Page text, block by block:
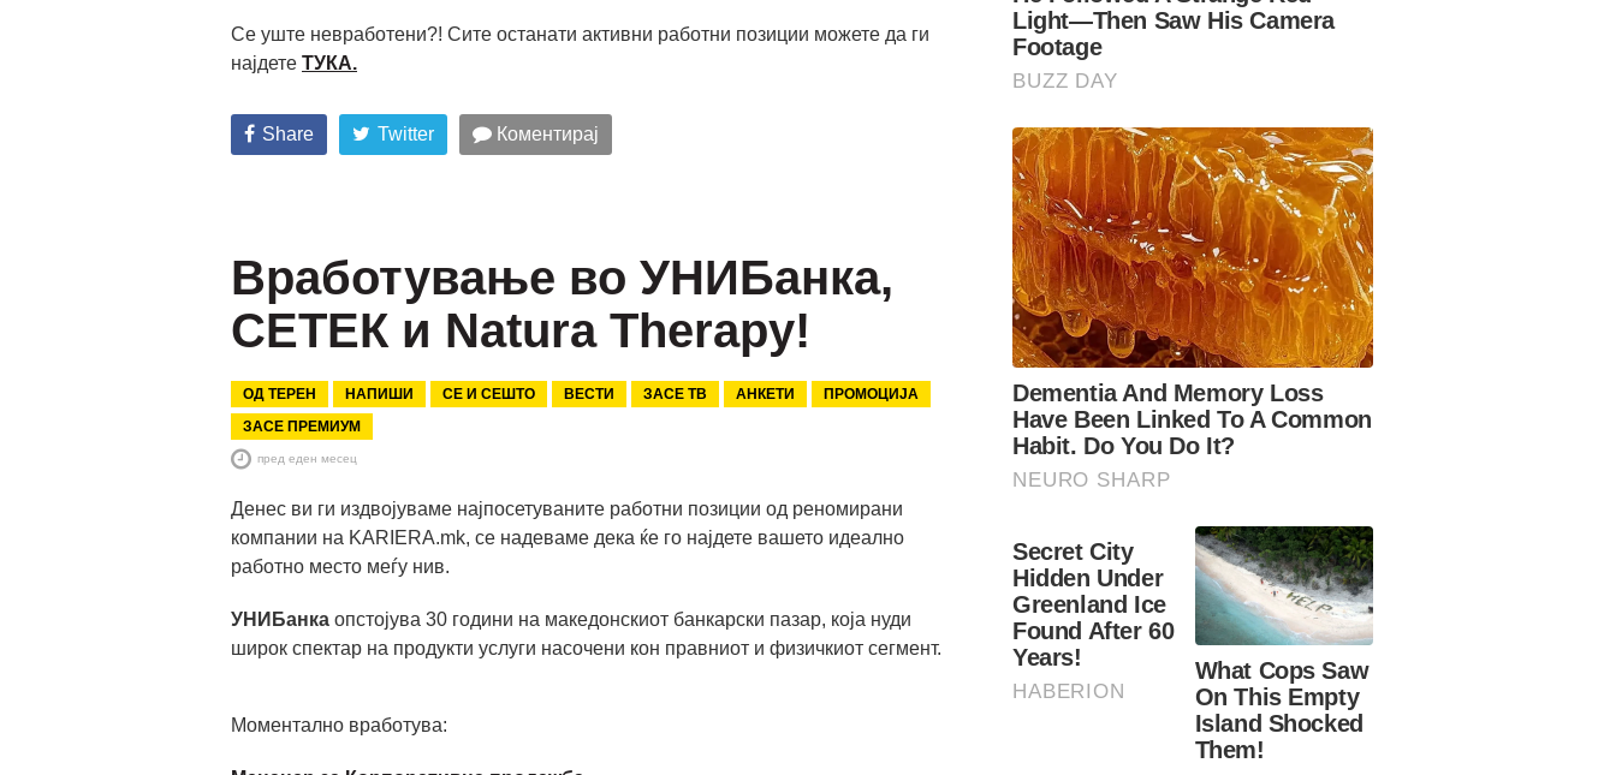
Се уште невработени?! Сите останати активни работни позиции можете да ги
најдете ТУКА.
Share Twitter Коментирај
Вработување во УНИБанка,
СЕТЕК и Natura Therapy!
ОД ТЕРЕН НАПИШИ СЕ И СЕШТО ВЕСТИ ЗАСЕ ТВ АНКЕТИ
ПРОМОЦИЈА
ЗАСЕ ПРЕМИУМ
пред еден месец
Денес ви ги издвојуваме најпосетуваните работни позиции од реномирани
компании на KARIERA.mk, се надеваме дека ќе го најдете вашето идеално
работно место меѓу нив.
УНИБанка опстојува 30 години на македонскиот банкарски пазар, која нуди
широк спектар на продукти услуги насочени кон правниот и физичкиот сегмент.
Моментално вработува: